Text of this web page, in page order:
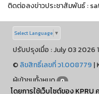
โดยการใช้เว็บไซต์ของ
ติดต่อลงข่าวประชาสัมพันธ์ :
Select Language ▼
ปรับปรุงเมื่อ : July 03 2026
©ลิขสิทธิ์เลขที่ ว1.008779 |
ผู้เข้าชมทั้งหมด 0